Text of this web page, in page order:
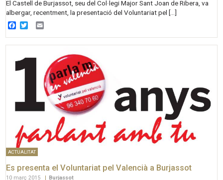
El Castell de Burjassot, seu del Col·legi Major Sant Joan de Ribera, va
albergar, recentment, la presentació del Voluntariat pel […]
Facebook
Twitter
ACTUALITAT
Es presenta el Voluntariat pel Valencià a Burjassot
10 març 2015 | Burjassot